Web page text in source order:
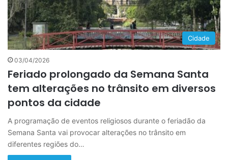
Cidade
03/04/2026
Feriado prolongado da Semana Santa
tem alterações no trânsito em diversos
pontos da cidade
A programação de eventos religiosos durante o feriadão da
Semana Santa vai provocar alterações no trânsito em
diferentes regiões do…